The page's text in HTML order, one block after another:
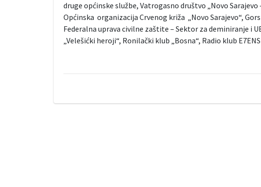
druge općinske službe, Vatrogasno društvo „Novo Sarajevo
Općinska organizacija Crvenog križa „Novo Sarajevo“,
Federalna uprava civilne zaštite – Sektor za deminiranje i
„Velešićki heroji“, Ronilački klub „Bosna“, Radio klub